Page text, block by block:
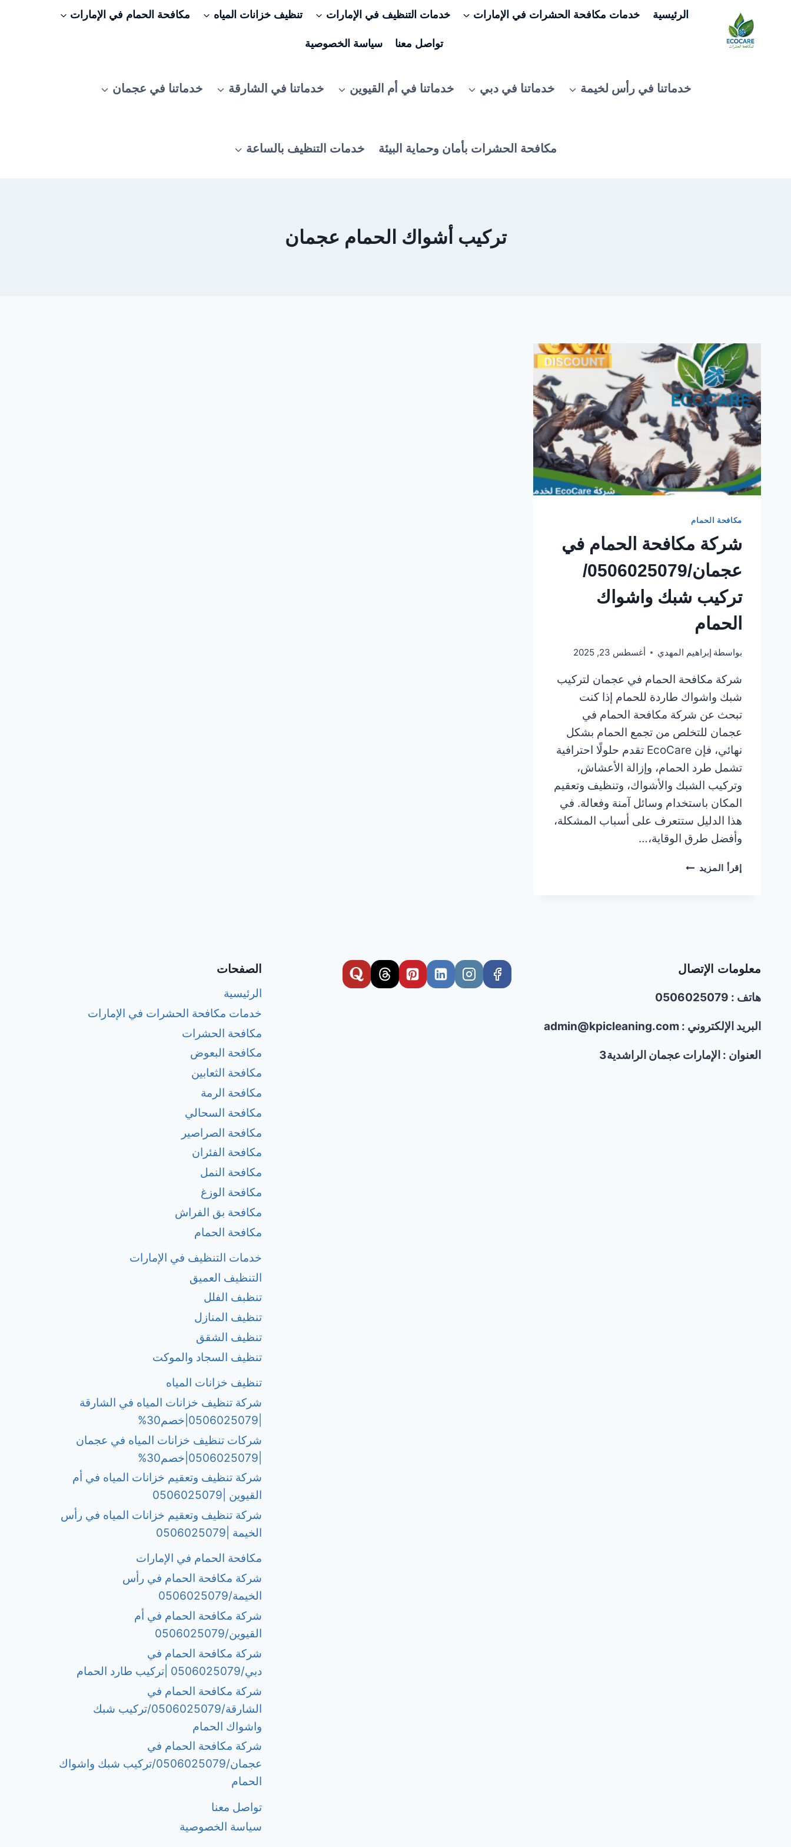
المحتوى
الرئيسية خدمات مكافحة الحشرات في الإمارات خدمات التنظيف في الإمارات تنظيف خزانات المياه مكافحة الحمام في الإمارات
تواصل معنا سياسة الخصوصية
خدماتنا في رأس لخيمة خدماتنا في دبي خدماتنا في أم القيوين خدماتنا في الشارقة خدماتنا في عجمان
مكافحة الحشرات بأمان وحماية البيئة خدمات التنظيف بالساعة
تركيب أشواك الحمام عجمان
مكافحة الحمام
شركة مكافحة الحمام في
عجمان/0506025079/
تركيب شبك واشواك
الحمام
بواسطة إبراهيم المهدي أغسطس 23, 2025
شركة مكافحة الحمام في عجمان لتركيب
شبك واشواك طاردة للحمام إذا كنت
تبحث عن شركة مكافحة الحمام في
عجمان للتخلص من تجمع الحمام بشكل
نهائي، فإن EcoCare تقدم حلولًا احترافية
تشمل طرد الحمام، وإزالة الأعشاش،
وتركيب الشبك والأشواك، وتنظيف وتعقيم
المكان باستخدام وسائل آمنة وفعالة. في
هذا الدليل ستتعرف على أسباب المشكلة،
وأفضل طرق الوقاية،…
إقرأ المزيد شركة
واشواك
الحمام
معلومات الإتصال
هاتف : 0506025079
البريد الإلكتروني : admin@kpicleaning.com
العنوان : الإمارات عجمان الراشدية3
الصفحات
الرئيسية
خدمات مكافحة الحشرات في الإمارات
مكافحة الحشرات
مكافحة البعوض
مكافحة الثعابين
مكافحة الرمة
مكافحة السحالي
مكافحة الصراصير
مكافحة الفئران
مكافحة النمل
مكافحة الوزغ
مكافحة بق الفراش
مكافحة الحمام
خدمات التنظيف في الإمارات
التنظيف العميق
تنظبف الفلل
تنظيف المنازل
تنظيف الشقق
تنظيف السجاد والموكت
تنظيف خزانات المياه
شركة تنظيف خزانات المياه في الشارقة
شركات تنظيف خزانات المياه في عجمان
شركة تنظيف وتعقيم خزانات المياه في أم
القيوين |0506025079
شركة تنظيف وتعقيم خزانات المياه في رأس
الخيمة |0506025079
مكافحة الحمام في الإمارات
شركة مكافحة الحمام في رأس
الخيمة/0506025079
شركة مكافحة الحمام في أم
القيوين/0506025079
شركة مكافحة الحمام في
دبي/0506025079 |تركيب طارد الحمام
شركة مكافحة الحمام في
الشارقة/0506025079/تركيب شبك
واشواك الحمام
شركة مكافحة الحمام في
عجمان/0506025079/تركيب شبك واشواك
الحمام
تواصل معنا
سياسة الخصوصية